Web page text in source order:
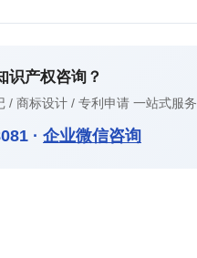
识产权咨询？
/ 商标设计 / 专利申请 一站式服务
· 企业微信咨询